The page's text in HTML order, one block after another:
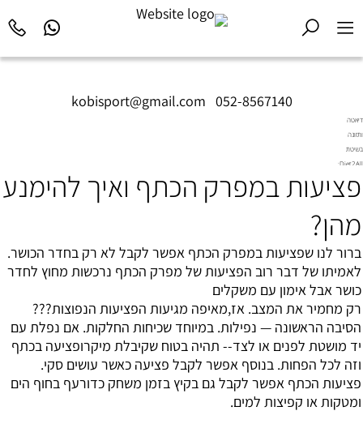
kobisport@gmail.com 052-8567140
דיאטה
ותזונה
בשיטת
Diet2All:
שמאחורי
המושלם.
פציעות במפרק הכתף ואיך להימנע
מהן?
ברור לנו שפציעות במפרק הכתף אפשר לקבל לא רק בחדר הכושר.
לאמיתו של דבר רוב הפציעות של מפרק הכתף נרכשות מחוץ לחדר
כושר אבל אימון עם משקלים
רק מחמיר את המצב. אז,מאיפה מגיעות הפציעות הנפוצות???
הסיבה הראשונה — נפילות. במיוחד שכיחות החלקות. אם נפלת עם
יד מושטת לפנים או לצד-- תהיה בטוח שקיבלת מיקרופציעה בכתף
וזה לכל הפחות. בנוסף אפשר לקבל פציעה כאשר עושים סקי.
פציעות הכתף אפשר לקבל גם בקיץ בזמן משחק כדורעף בחוף הים
ומטקות או קפיצות למים.